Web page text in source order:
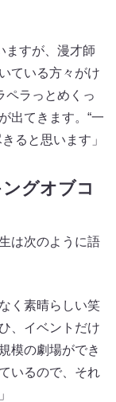
ますが、漫才師
ている方々がけ
ペラっとめくっ
出てきます。“一
ると思います」
グオブコ
は次のように語
く素晴らしい笑
、イベントだけ
模の劇場ができ
いるので、それ